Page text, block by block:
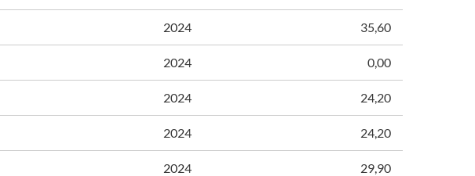
2024 35,60
2024 0,00
2024 24,20
2024 24,20
2024 29,90